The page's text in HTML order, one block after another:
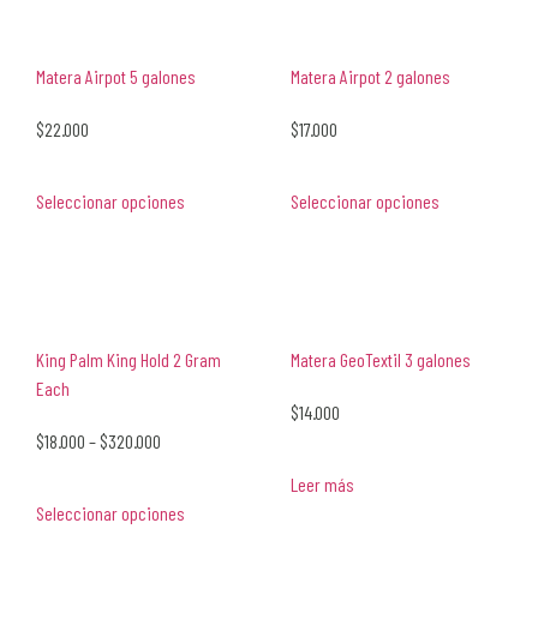
Matera Airpot 5 galones
$22.000
Seleccionar opciones
Matera Airpot 2 galones
$17.000
Seleccionar opciones
King Palm King Hold 2 Gram
Each
$18.000 – $320.000
Seleccionar opciones
Matera GeoTextil 3 galones
$14.000
Leer más